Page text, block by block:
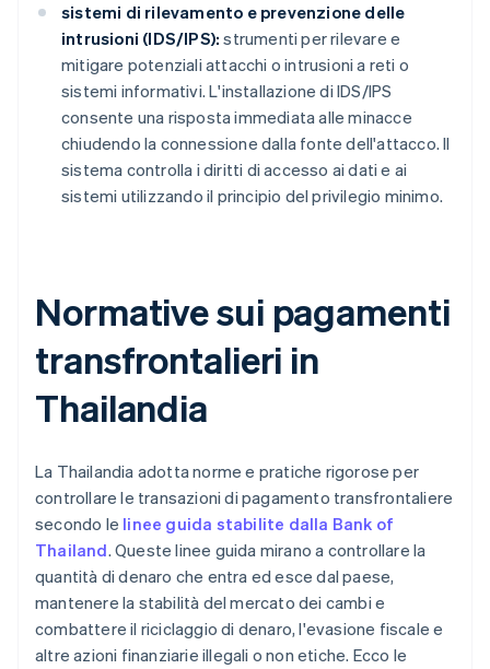
sistemi di rilevamento e prevenzione delle
intrusioni (IDS/IPS): strumenti per rilevare e
mitigare potenziali attacchi o intrusioni a reti o
sistemi informativi. L'installazione di IDS/IPS
consente una risposta immediata alle minacce
chiudendo la connessione dalla fonte dell'attacco. Il
sistema controlla i diritti di accesso ai dati e ai
sistemi utilizzando il principio del privilegio minimo.
Normative sui pagamenti
transfrontalieri in
Thailandia
La Thailandia adotta norme e pratiche rigorose per
controllare le transazioni di pagamento transfrontaliere
secondo le linee guida stabilite dalla Bank of
Thailand. Queste linee guida mirano a controllare la
quantità di denaro che entra ed esce dal paese,
mantenere la stabilità del mercato dei cambi e
combattere il riciclaggio di denaro, l'evasione fiscale e
altre azioni finanziarie illegali o non etiche. Ecco le